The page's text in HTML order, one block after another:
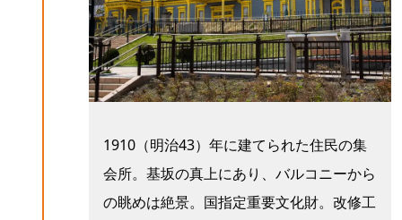
1910（明治43）年に建てられた住民の集
会所。基坂の真上にあり、バルコニーから
の眺めは絶景。国指定重要文化財。改修工